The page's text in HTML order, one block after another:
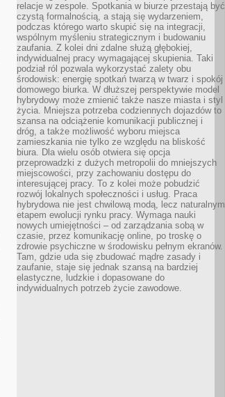
relacje w zespole. Spotkania w biurze przestają być
czystą formalnością, a stają się wydarzeniem,
podczas którego warto skupić się na integracji,
wspólnym myśleniu strategicznym i budowaniu
zaufania. Z kolei dni zdalne służą głębokiej,
indywidualnej pracy wymagającej skupienia. Taki
podział ról pozwala wykorzystać zalety obu
środowisk: energię spotkań twarzą w twarz i spokój
domowego biurka. W dłuższej perspektywie model
hybrydowy może zmienić także nasze miasta i styl
życia. Mniejsza potrzeba codziennych dojazdów to
szansa na odciążenie komunikacji publicznej i
dróg, a także możliwość wyboru miejsca
zamieszkania nie tylko ze względu na bliskość
biura. Dla wielu osób otwiera się opcja
przeprowadzki z dużych metropolii do mniejszych
miejscowości, przy zachowaniu dostępu do
interesującej pracy. To z kolei może pobudzić
rozwój lokalnych społeczności i usług. Praca
hybrydowa nie jest chwilową modą, lecz naturalnym
etapem ewolucji rynku pracy. Wymaga nauki
nowych umiejętności – od zarządzania sobą w
czasie, przez komunikację online, po troskę o
zdrowie psychiczne w środowisku pełnym ekranów.
Tam, gdzie uda się zbudować mądre zasady i
zaufanie, staje się jednak szansą na bardziej
elastyczne, ludzkie i dopasowane do
indywidualnych potrzeb życie zawodowe.